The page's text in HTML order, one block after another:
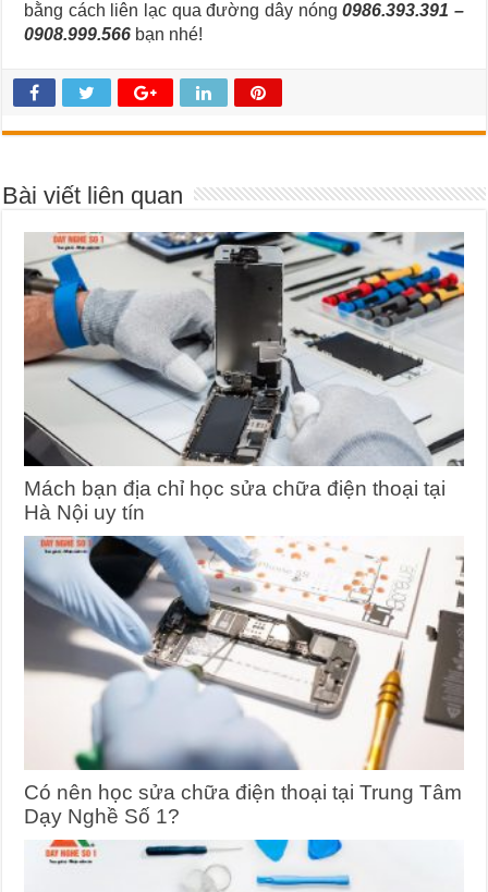
bằng cách liên lạc qua đường dây nóng0986.393.391 –
0908.999.566 bạn nhé!
Bài viết liên quan
Mách bạn địa chỉ học sửa chữa điện thoại tại
Hà Nội uy tín
Có nên học sửa chữa điện thoại tại Trung Tâm
Dạy Nghề Số 1?